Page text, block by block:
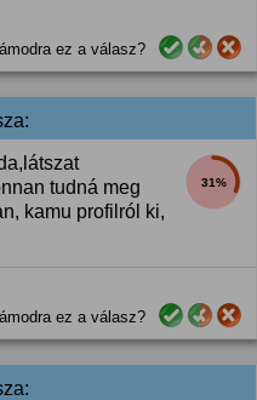
ez a válasz?
31%
tudná meg
kamu profilról ki,
ez a válasz?